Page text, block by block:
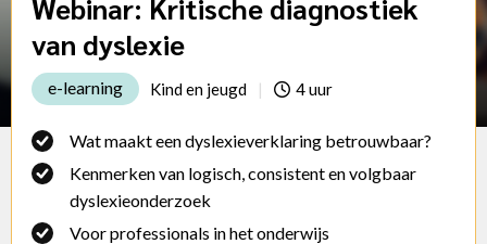
van dyslexie
e-learning Kind en jeugd 4 uur
Wat maakt een dyslexieverklaring betrouwbaar?
Kenmerken van logisch, consistent en volgbaar
dyslexieonderzoek
Voor professionals in het onderwijs